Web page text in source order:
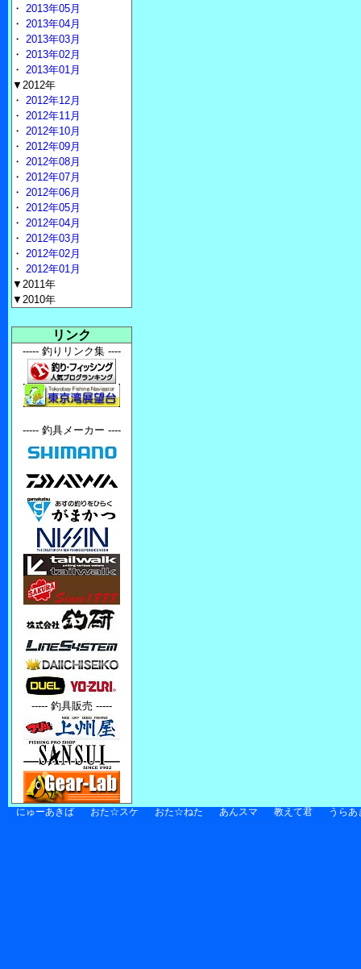
・ 2013年05月
・ 2013年04月
・ 2013年03月
・ 2013年02月
・ 2013年01月
▼2012年
・ 2012年12月
・ 2012年11月
・ 2012年10月
・ 2012年09月
・ 2012年08月
・ 2012年07月
・ 2012年06月
・ 2012年05月
・ 2012年04月
・ 2012年03月
・ 2012年02月
・ 2012年01月
▼2011年
▼2010年
リンク
----- 釣りリンク集 ----
----- 釣具メーカー ----
----- 釣具販売 -----
にゅーあきば おた☆スケ おた☆ねた あんスマ 教えて君 うらあ